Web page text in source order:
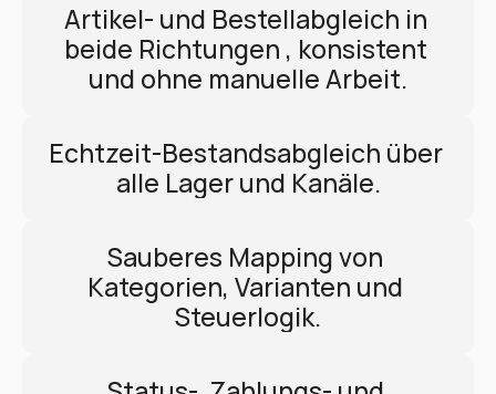
Artikel- und Bestellabgleich in
beide Richtungen , konsistent
und ohne manuelle Arbeit.
Echtzeit-Bestandsabgleich über
alle Lager und Kanäle.
Sauberes Mapping von
Kategorien, Varianten und
Steuerlogik.